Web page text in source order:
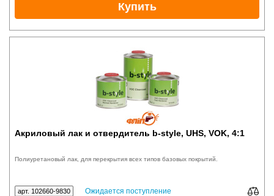
Купить
Акриловый лак и отвердитель b-style, UHS, VOK, 4:1
Полиуретановый лак, для перекрытия всех типов базовых покрытий.
арт. 102660-9830 Ожидается поступление